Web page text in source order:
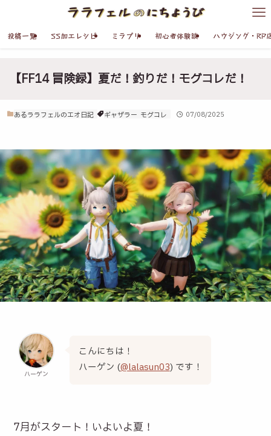
投稿一覧 SS加工レシピ ミラプリ 初心者体験談 ハウジング・RP
【FF14 冒険録】夏だ！釣りだ！モグコレだ！
あるララフェルのエオ日記 ギャザラー モグコレ 07/08/2025
ハーゲン
こんにちは！
ハーゲン (@lalasun03) です！
7月がスタート！いよいよ夏！